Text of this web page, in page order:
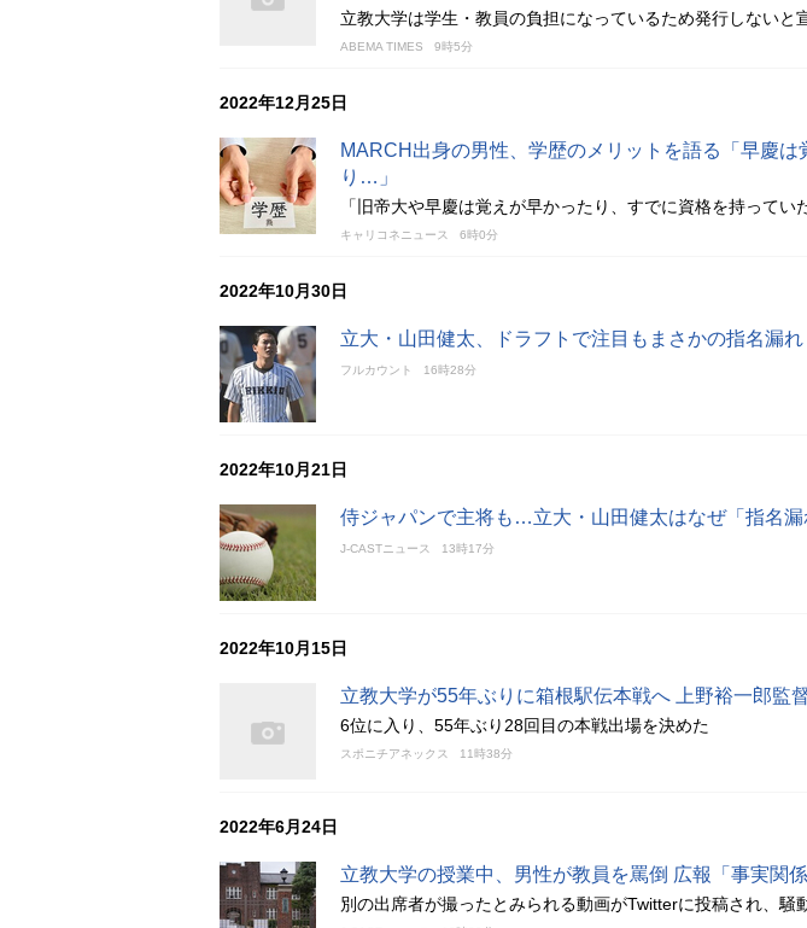
立教大学は学生・教員の負担になっているため発行しないと
ABEMA TIMES 9時5分
2022年12月25日
MARCH出身の男性、学歴のメリットを語る「早慶は
り…」
「旧帝大や早慶は覚えが早かったり、すでに資格を持ってい
キャリコネニュース 6時0分
2022年10月30日
立大・山田健太、ドラフトで注目もまさかの指名漏れ
フルカウント 16時28分
2022年10月21日
侍ジャパンで主将も…立大・山田健太はなぜ「指名
J-CASTニュース 13時17分
2022年10月15日
立教大学が55年ぶりに箱根駅伝本戦へ 上野裕一郎監
6位に入り、55年ぶり28回目の本戦出場を決めた
スポニチアネックス 11時38分
2022年6月24日
立教大学の授業中、男性が教員を罵倒 広報「事実関
別の出席者が撮ったとみられる動画がTwitterに投稿され、騒